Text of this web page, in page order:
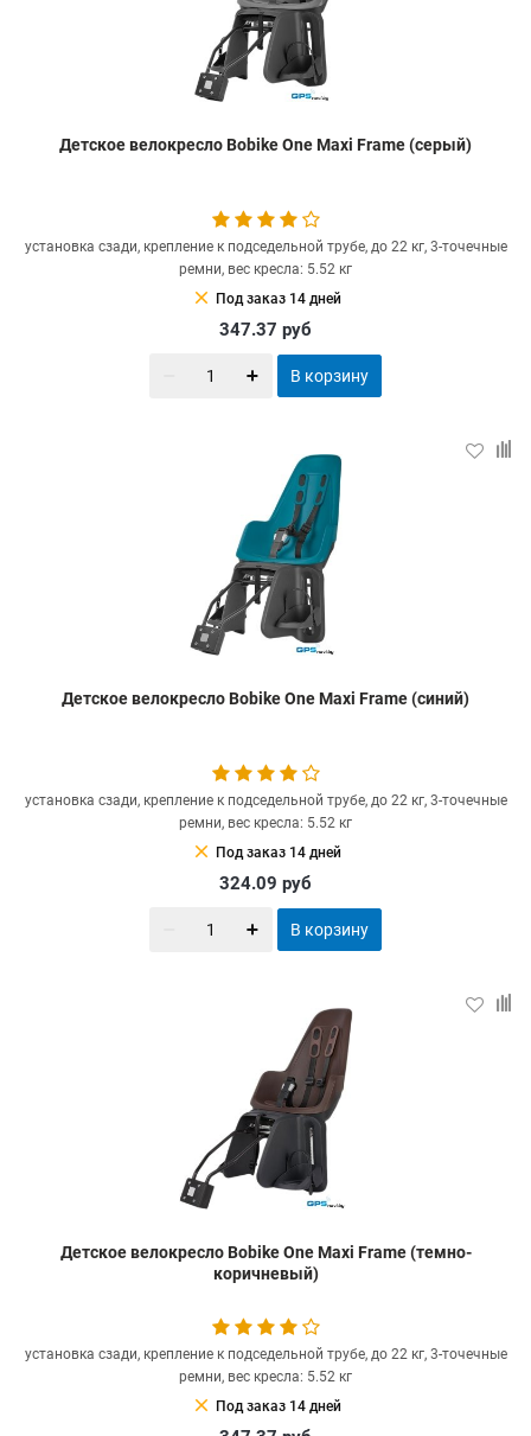
Детское велокресло Bobike One Maxi Frame (серый)
установка сзади, крепление к подседельной трубе, до 22 кг, 3-точечные
ремни, вес кресла: 5.52 кг
clear Под заказ 14 дней
347.37 руб
В корзину
Детское велокресло Bobike One Maxi Frame (синий)
установка сзади, крепление к подседельной трубе, до 22 кг, 3-точечные
ремни, вес кресла: 5.52 кг
clear Под заказ 14 дней
324.09 руб
В корзину
Детское велокресло Bobike One Maxi Frame (темно-
коричневый)
установка сзади, крепление к подседельной трубе, до 22 кг, 3-точечные
ремни, вес кресла: 5.52 кг
clear Под заказ 14 дней